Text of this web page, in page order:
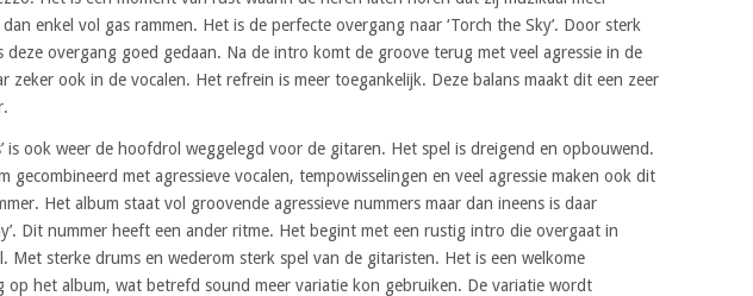
enkel vol gas rammen. Het is de perfecte overgang naar ‘Torch the Sky’. Door sterk
deze overgang goed gedaan. Na de intro komt de groove terug met veel agressie in de
zeker ook in de vocalen. Het refrein is meer toegankelijk. Deze balans maakt dit een zeer
is ook weer de hoofdrol weggelegd voor de gitaren. Het spel is dreigend en opbouwend.
gecombineerd met agressieve vocalen, tempowisselingen en veel agressie maken ook dit
Het album staat vol groovende agressieve nummers maar dan ineens is daar
Dit nummer heeft een ander ritme. Het begint met een rustig intro die overgaat in
Met sterke drums en wederom sterk spel van de gitaristen. Het is een welkome
op het album, wat betrefd sound meer variatie kon gebruiken. De variatie wordt